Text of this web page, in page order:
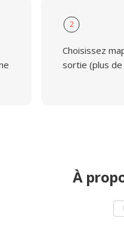
2
Choisissez
sortie (plus
À